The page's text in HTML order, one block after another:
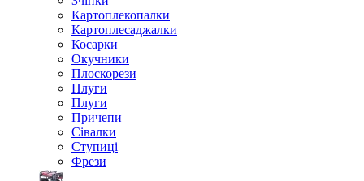
Картоплекопалки
Картоплесаджалки
Косарки
Окучники
Плоскорези
Плуги
Плуги
Причепи
Сівалки
Ступиці
Фрези